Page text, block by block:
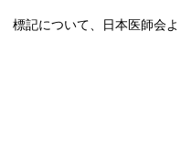
標記について、日本医師会